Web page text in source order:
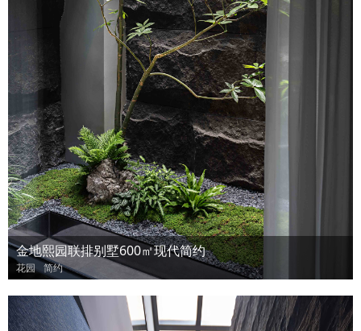
金地熙园联排别墅600㎡现代简约
花园 简约